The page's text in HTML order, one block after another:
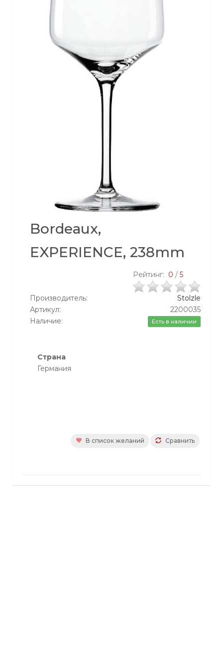
Bordeaux,
EXPERIENCE, 238mm
Рейтинг: 0 / 5
Производитель:
Stolzle
Артикул:
2200035
Наличие:
Есть в наличии
Страна
Германия
Сравнить
В список желаний